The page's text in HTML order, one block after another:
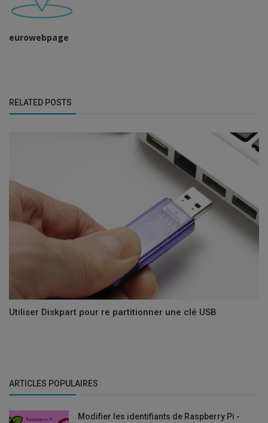
eurowebpage
RELATED POSTS
Utiliser Diskpart pour re partitionner une clé USB
ARTICLES POPULAIRES
Modifier les identifiants de Raspberry Pi -